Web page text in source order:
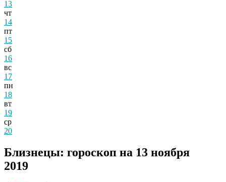
13
чт
14
пт
15
сб
16
вс
17
пн
18
вт
19
ср
20
Близнецы: гороскоп на 13 ноября
2019